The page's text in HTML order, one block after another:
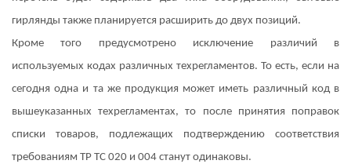
гирлянды также планируется расширить до двух позиций.
Кроме того предусмотрено исключение различий в
используемых кодах различных техрегламентов. То есть, если на
сегодня одна и та же продукция может иметь различный код в
вышеуказанных техрегламентах, то после принятия поправок
списки товаров, подлежащих подтверждению соответствия
требованиям ТР ТС 020 и 004 станут одинаковы.